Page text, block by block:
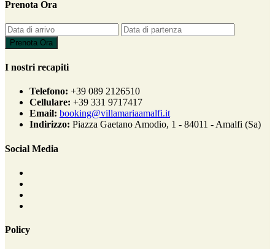
Prenota Ora
I nostri recapiti
Telefono: +39 089 2126510
Cellulare: +39 331 9717417
Email: booking@villamariaamalfi.it
Indirizzo: Piazza Gaetano Amodio, 1 - 84011 - Amalfi (Sa)
Social Media
Policy